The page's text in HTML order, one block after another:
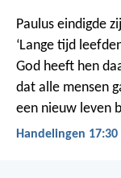
Paulus eindigde
‘Lange tijd
God heeft hen
dat alle mensen
een nieuw leven
Handelingen 17:30